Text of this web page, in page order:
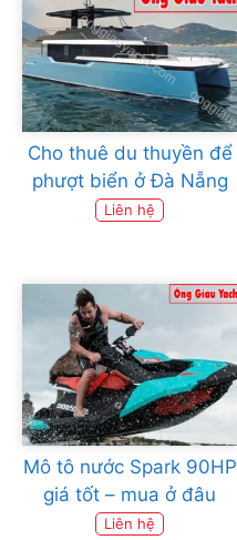
Cho thuê du thuyền để
phượt biển ở Đà Nẵng
Liên hệ
Mô tô nước Spark 90HP
giá tốt – mua ở đâu
Liên hệ